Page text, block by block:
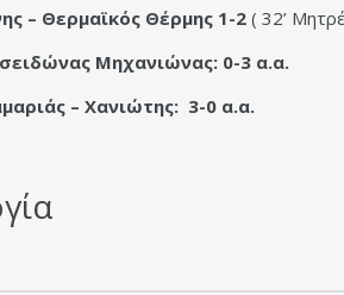
– Θερμαϊκός Θέρμης 1-2 ( 32’
Μηχανιώνας: 0-3 α.α.
– Χανιώτης: 3-0 α.α.